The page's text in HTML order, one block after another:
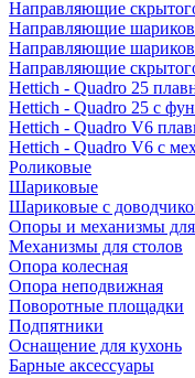
Направляющие
Направляющие
Направляющие
Направляющие
Hettich - Quadro 25
Hettich - Quadro 25 с
Hettich - Quadro V6
Hettich - Quadro V6 с
Роликовые
Шариковые
Шариковые с
Опоры и механизмы для
Механизмы для столов
Опора колесная
Опора неподвижная
Поворотные площадки
Подпятники
Оснащение для кухонь
Барные аксессуары